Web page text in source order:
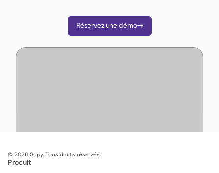
Réservez une démo
Produit
©2026Supy. Tous droits réservés.